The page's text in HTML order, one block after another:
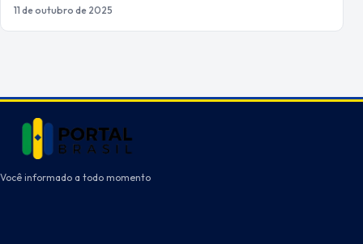
11 de outubro de 2025
Você informado a todo momento